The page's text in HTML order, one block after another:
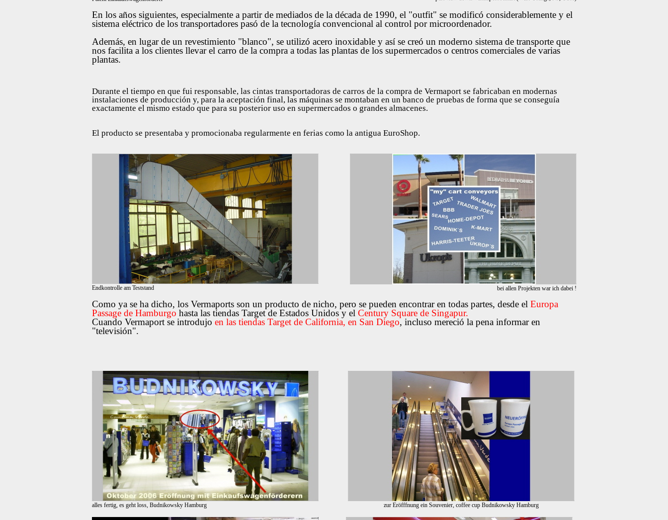
En los años siguientes, especialmente a partir de mediados de la década de 1990, el "outfit" se modificó considerablemente y el
sistema eléctrico de los transportadores pasó de la tecnología convencional al control por microordenador.
Además, en lugar de un revestimiento "blanco", se utilizó acero inoxidable y así se creó un moderno sistema de transporte que
nos facilita a los clientes llevar el carro de la compra a todas las plantas de los supermercados o centros comerciales de varias
plantas.
Durante el tiempo en que fui responsable, las cintas transportadoras de carros de la compra de Vermaport se fabricaban en modernas
instalaciones de producción y, para la aceptación final, las máquinas se montaban en un banco de pruebas de forma que se conseguía
exactamente el mismo estado que para su posterior uso en supermercados o grandes almacenes.
El producto se presentaba y promocionaba regularmente en ferias como la antigua EuroShop.
Endkontrolle am Teststand bei allen Projekten war ich dabei !
Como ya se ha dicho, los Vermaports son un producto de nicho, pero se pueden encontrar en todas partes, desde el Europa
Passage de Hamburgo hasta las tiendas Target de Estados Unidos y el Century Square de Singapur.
Cuando Vermaport se introdujo en las tiendas Target de California, en San Diego, incluso mereció la pena informar en
"televisión".
alles fertig, es geht loss, Budnikowsky Hamburg zur Eröfffnung ein Souvenier, coffee cup Budnikowsky Hamburg